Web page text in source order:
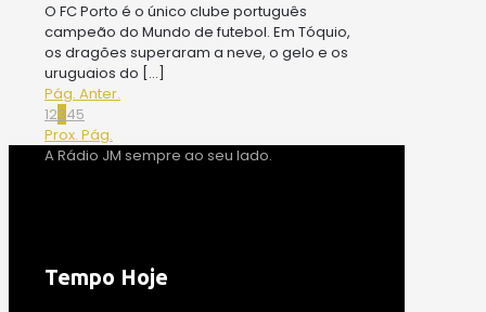
O FC Porto é o único clube português
campeão do Mundo de futebol. Em Tóquio,
os dragões superaram a neve, o gelo e os
uruguaios do […]
Pág. Anter.
12345
Prox. Pág.
A Rádio JM sempre ao seu lado.
Tempo Hoje